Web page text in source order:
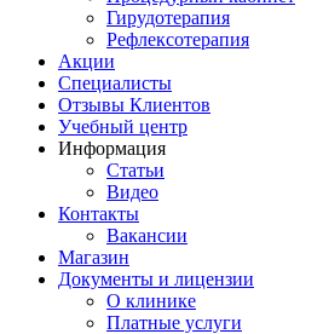
Гирудотерапия
Рефлексотерапия
Акции
Специалисты
Отзывы Клиентов
Учебный центр
Информация
Статьи
Видео
Контакты
Вакансии
Магазин
Документы и лицензии
О клинике
Платные услуги